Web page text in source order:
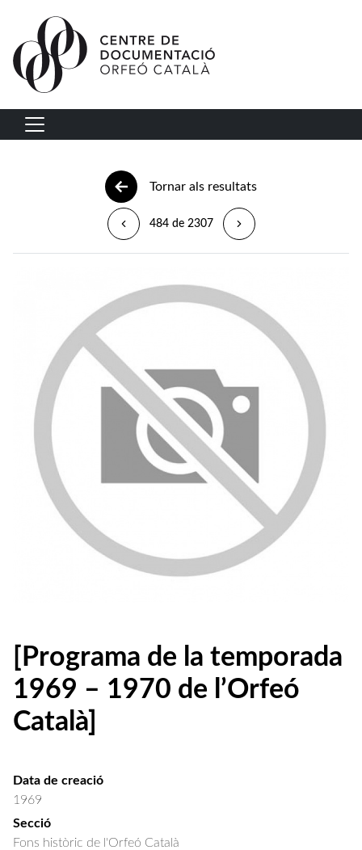
Vés al contingut
Navegació principal
Tornar als resultats
484 de 2307
[Programa de la temporada
1969 – 1970 de l’Orfeó
Català]
Data de creació
1969
Secció
Fons històric de l'Orfeó Català